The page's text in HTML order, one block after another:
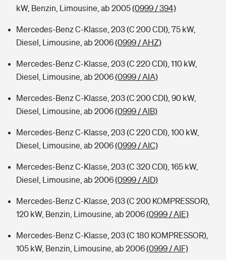
kW, Benzin, Limousine, ab 2005(0999 / 394)
Mercedes-Benz C-Klasse, 203 (C 200 CDI), 75 kW,
Diesel, Limousine, ab 2006(0999 / AHZ)
Mercedes-Benz C-Klasse, 203 (C 220 CDI), 110 kW,
Diesel, Limousine, ab 2006(0999 / AIA)
Mercedes-Benz C-Klasse, 203 (C 200 CDI), 90 kW,
Diesel, Limousine, ab 2006(0999 / AIB)
Mercedes-Benz C-Klasse, 203 (C 220 CDI), 100 kW,
Diesel, Limousine, ab 2006(0999 / AIC)
Mercedes-Benz C-Klasse, 203 (C 320 CDI), 165 kW,
Diesel, Limousine, ab 2006(0999 / AID)
Mercedes-Benz C-Klasse, 203 (C 200 KOMPRESSOR),
120 kW, Benzin, Limousine, ab 2006(0999 / AIE)
Mercedes-Benz C-Klasse, 203 (C 180 KOMPRESSOR),
105 kW, Benzin, Limousine, ab 2006(0999 / AIF)